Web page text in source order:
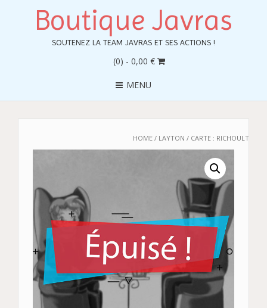
Boutique Javras
SOUTENEZ LA TEAM JAVRAS ET SES ACTIONS !
(0) - 0,00 €
MENU
HOME / LAYTON / CARTE : RICHOULT